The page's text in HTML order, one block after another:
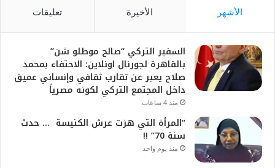
الأشهر الأخيرة تعليقات
السفير التركي “صالح موطلو شن”
بالقاهرة لجورنال اونلاين: الاحتفاء بمحمد
صلاح يعبر عن تقارب ثقافي وإنساني عميق
داخل المجتمع التركي لكونه مصرياً
منذ 4 ساعات
“المرأة التي هزت عرش الكنيسة … حدث
سنة 70” !!
منذ يوم واحد